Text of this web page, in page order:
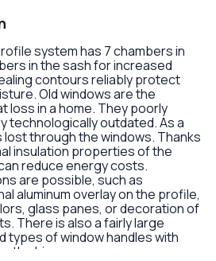
system has 7 chambers in
in the sash for increased
contours reliably protect
Old windows are the
loss in a home. They poorly
technologically outdated. As a
lost through the windows. Thanks
insulation properties of the
reduce energy costs.
are possible, such as
aluminum overlay on the profile,
glass panes, or decoration of
There is also a fairly large
types of window handles with
the hinges.